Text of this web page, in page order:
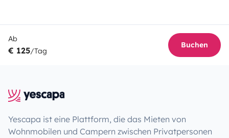
Ab
€ 125/Tag
Buchen
Yescapa ist eine Plattform, die das Mieten von
Wohnmobilen und Campern zwischen Privatpersonen